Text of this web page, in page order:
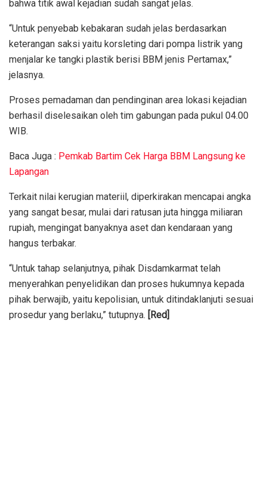
bahwa titik awal kejadian sudah sangat jelas.
“Untuk penyebab kebakaran sudah jelas berdasarkan
keterangan saksi yaitu korsleting dari pompa listrik yang
menjalar ke tangki plastik berisi BBM jenis Pertamax,”
jelasnya.
Proses pemadaman dan pendinginan area lokasi kejadian
berhasil diselesaikan oleh tim gabungan pada pukul 04.00
WIB.
Baca Juga : Pemkab Bartim Cek Harga BBM Langsung ke
Lapangan
Terkait nilai kerugian materiil, diperkirakan mencapai angka
yang sangat besar, mulai dari ratusan juta hingga miliaran
rupiah, mengingat banyaknya aset dan kendaraan yang
hangus terbakar.
“Untuk tahap selanjutnya, pihak Disdamkarmat telah
menyerahkan penyelidikan dan proses hukumnya kepada
pihak berwajib, yaitu kepolisian, untuk ditindaklanjuti sesuai
prosedur yang berlaku,” tutupnya. [Red]